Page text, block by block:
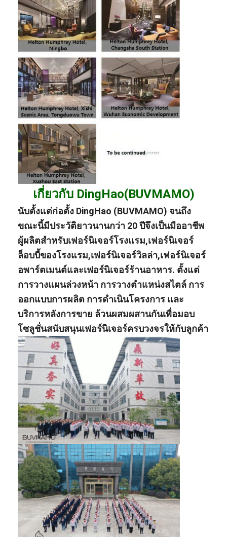
เกี่ยวกับ DingHao(BUVMAMO)
นับตั้งแต่ก่อตั้ง DingHao (BUVMAMO) จนถึง
ขณะนี้มีประวัติยาวนานกว่า 20 ปีจึงเป็นมืออาชีพ
ผู้ผลิตสำหรับเฟอร์นิเจอร์โรงแรม,เฟอร์นิเจอร์
ล็อบบี้ของโรงแรม,เฟอร์นิเจอร์วิลล่า,เฟอร์นิเจอร์
อพาร์ตเมนต์และเฟอร์นิเจอร์ร้านอาหาร. ตั้งแต่
การวางแผนล่วงหน้า การวางตำแหน่งสไตล์ การ
ออกแบบการผลิต การดำเนินโครงการ และ
บริการหลังการขาย ล้วนผสมผสานกันเพื่อมอบ
โซลูชั่นสนับสนุนเฟอร์นิเจอร์ครบวงจรให้กับลูกค้า